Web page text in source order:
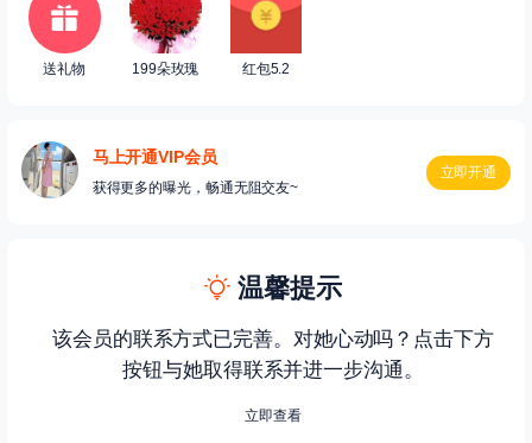
送礼物 199朵玫瑰 红包5.2
马上开通VIP会员
获得更多的曝光，畅通无阻交友~
立即开通
温馨提示
该会员的联系方式已完善。对她心动吗？点击下方
按钮与她取得联系并进一步沟通。
立即查看